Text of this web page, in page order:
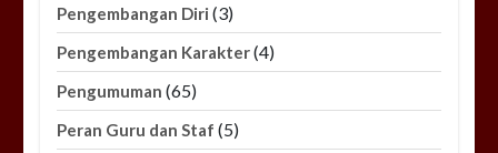
Pengembangan Diri (3)
Pengembangan Karakter(4)
Pengumuman (65)
Peran Guru dan Staf (5)